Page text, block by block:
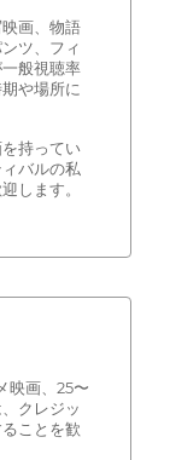
画、物語
ツ、フィ
般視聴率
や場所に
持ってい
バルの私
します。
映画、25〜
クレジッ
ことを歓